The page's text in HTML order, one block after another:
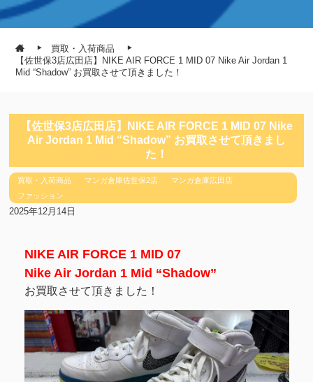
買取・入荷商品
【佐世保3店広田店】NIKE AIR FORCE 1 MID 07 Nike Air Jordan 1
Mid “Shadow” お買取させて頂きました！
【佐世保3店広田店】NIKE AIR FORCE 1 MID 07 Nike
Air Jordan 1 Mid “Shadow” お買取させて頂きまし
た！
買取・入荷商品 マンガ倉庫佐世保2店
マンガ倉庫広田店
ファッション
2025年12月14日
NIKE AIR FORCE 1 MID 07
Nike Air Jordan 1 Mid “Shadow”
お買取させて頂きました！